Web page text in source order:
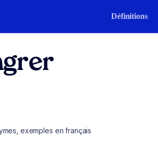
Définitions
exemples en français